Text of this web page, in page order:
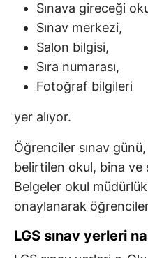
Sınava gireceği
Sınav merkezi,
Salon bilgisi,
Sıra numarası,
Fotoğraf bilgileri
yer alıyor.
Öğrenciler sınav
belirtilen okul, bina ve
Belgeler okul
onaylanarak
LGS sınav yerleri